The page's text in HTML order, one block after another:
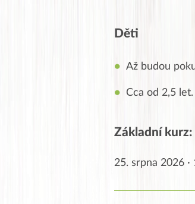
Děti
Až budou
Cca od 2,5 let.
Základní
25. srpna 2026 ·